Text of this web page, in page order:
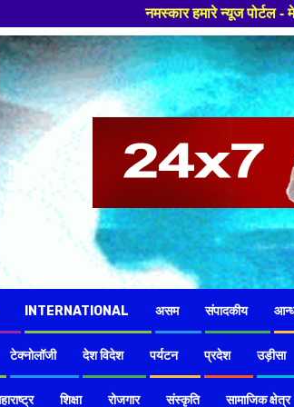
हमारे न्यूज पोर्टल - मे आपका स्वागत हैं ,यहाँ
INTERNATIONAL असम संपादकीय
टेक्नोलॉजी देश विदेश पर्यटन प्रदेश उड़ीसा
शिक्षा रोजगार संस्कृति सामाजिक क्षेत्र